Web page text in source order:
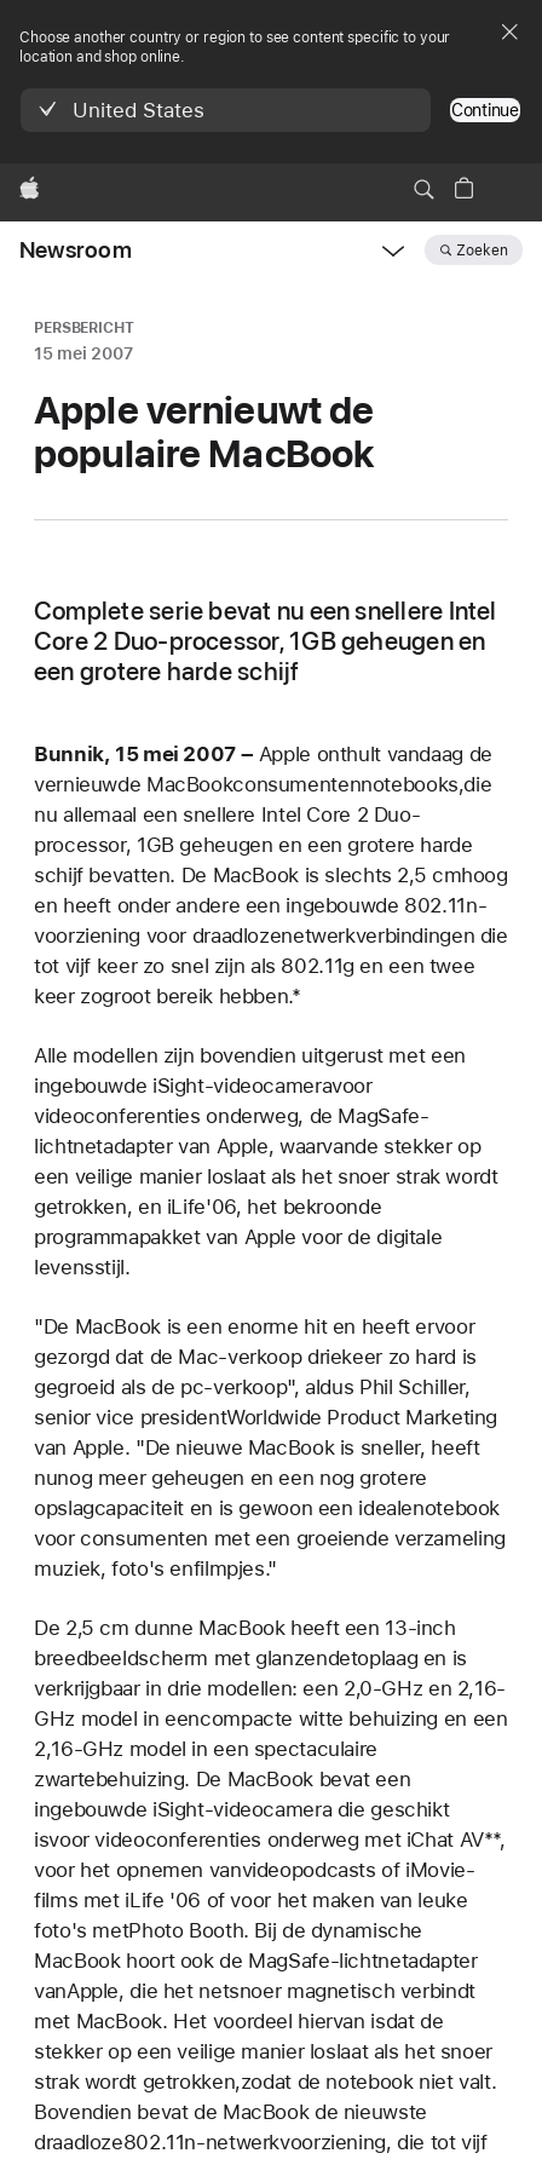
Choose another country or region to see content specific to your
location and shop online.
United States Continue
Apple
Newsroom Zoeken
PERSBERICHT
15 mei 2007
Apple vernieuwt de
populaire MacBook
Complete serie bevat nu een snellere Intel
Core 2 Duo-processor, 1GB geheugen en
een grotere harde schijf
Bunnik, 15 mei 2007 – Apple onthult vandaag de
vernieuwde MacBookconsumentennotebooks,die
nu allemaal een snellere Intel Core 2 Duo-
processor, 1GB geheugen en een grotere harde
schijf bevatten. De MacBook is slechts 2,5 cmhoog
en heeft onder andere een ingebouwde 802.11n-
voorziening voor draadlozenetwerkverbindingen die
tot vijf keer zo snel zijn als 802.11g en een twee
keer zogroot bereik hebben.*
Alle modellen zijn bovendien uitgerust met een
ingebouwde iSight-videocameravoor
videoconferenties onderweg, de MagSafe-
lichtnetadapter van Apple, waarvande stekker op
een veilige manier loslaat als het snoer strak wordt
getrokken, en iLife'06, het bekroonde
programmapakket van Apple voor de digitale
levensstijl.
"De MacBook is een enorme hit en heeft ervoor
gezorgd dat de Mac-verkoop driekeer zo hard is
gegroeid als de pc-verkoop", aldus Phil Schiller,
senior vice presidentWorldwide Product Marketing
van Apple. "De nieuwe MacBook is sneller, heeft
nunog meer geheugen en een nog grotere
opslagcapaciteit en is gewoon een idealenotebook
voor consumenten met een groeiende verzameling
muziek, foto's enfilmpjes."
De 2,5 cm dunne MacBook heeft een 13-inch
breedbeeldscherm met glanzendetoplaag en is
verkrijgbaar in drie modellen: een 2,0-GHz en 2,16-
GHz model in eencompacte witte behuizing en een
2,16-GHz model in een spectaculaire
zwartebehuizing. De MacBook bevat een
ingebouwde iSight-videocamera die geschikt
isvoor videoconferenties onderweg met iChat AV**,
voor het opnemen vanvideopodcasts of iMovie-
films met iLife '06 of voor het maken van leuke
foto's metPhoto Booth. Bij de dynamische
MacBook hoort ook de MagSafe-lichtnetadapter
vanApple, die het netsnoer magnetisch verbindt
met MacBook. Het voordeel hiervan isdat de
stekker op een veilige manier loslaat als het snoer
strak wordt getrokken,zodat de notebook niet valt.
Bovendien bevat de MacBook de nieuwste
draadloze802.11n-netwerkvoorziening, die tot vijf